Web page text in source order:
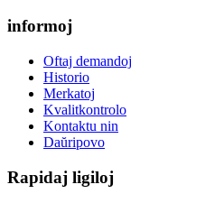
informoj
Oftaj demandoj
Historio
Merkatoj
Kvalitkontrolo
Kontaktu nin
Daŭripovo
Rapidaj ligiloj